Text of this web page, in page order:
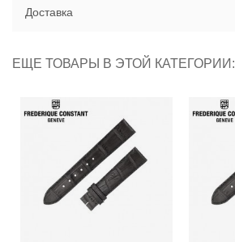
Доставка
ЕЩЕ ТОВАРЫ В ЭТОЙ КАТЕГОРИИ: